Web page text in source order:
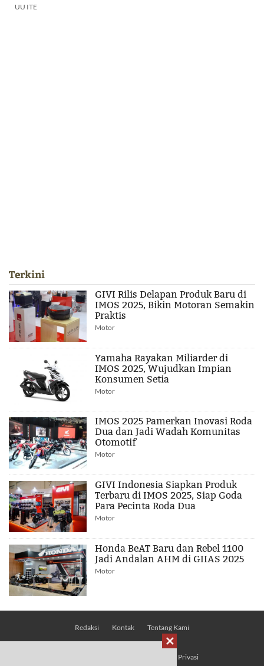
UU ITE
Terkini
GIVI Rilis Delapan Produk Baru di
IMOS 2025, Bikin Motoran Semakin
Praktis
Motor
Yamaha Rayakan Miliarder di
IMOS 2025, Wujudkan Impian
Konsumen Setia
Motor
IMOS 2025 Pamerkan Inovasi Roda
Dua dan Jadi Wadah Komunitas
Otomotif
Motor
GIVI Indonesia Siapkan Produk
Terbaru di IMOS 2025, Siap Goda
Para Pecinta Roda Dua
Motor
Honda BeAT Baru dan Rebel 1100
Jadi Andalan AHM di GIIAS 2025
Motor
Redaksi Kontak Tentang Kami
Kebijakan Privasi
